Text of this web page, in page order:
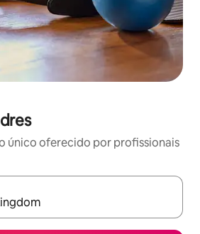
único oferecido por profissionais
estiverem disponíveis, explore-os